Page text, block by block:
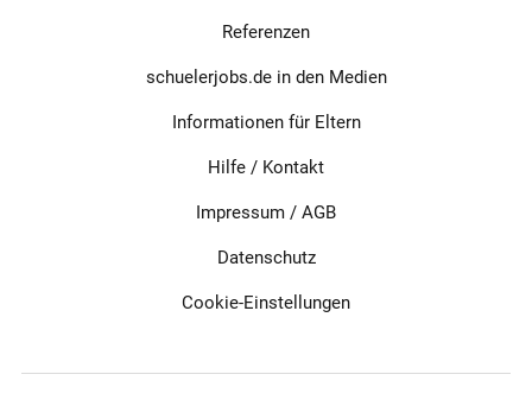
Referenzen
schuelerjobs.de in den Medien
Informationen für Eltern
Hilfe / Kontakt
Impressum / AGB
Datenschutz
Cookie-Einstellungen